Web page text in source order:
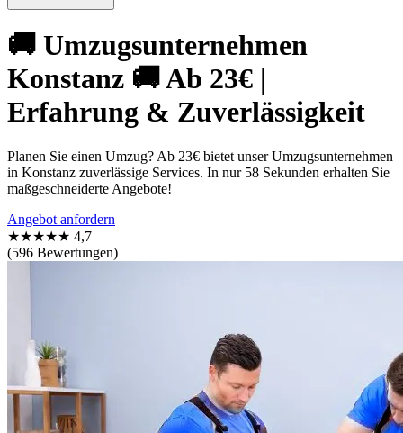
🚚 Umzugsunternehmen
Konstanz 🚚 Ab 23€ |
Erfahrung & Zuverlässigkeit
Planen Sie einen Umzug? Ab 23€ bietet unser Umzugsunternehmen
in Konstanz zuverlässige Services. In nur 58 Sekunden erhalten Sie
maßgeschneiderte Angebote!
Angebot anfordern
★★★★★ 4,7
(596 Bewertungen)